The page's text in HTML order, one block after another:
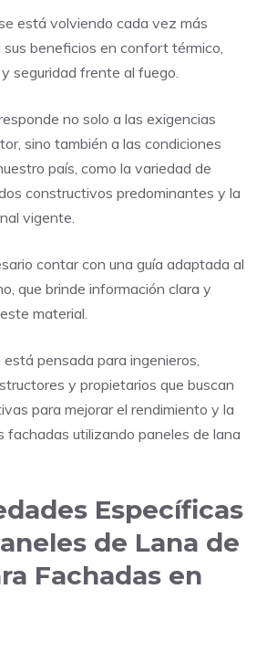
está volviendo cada vez más
sus beneficios en confort térmico,
seguridad frente al fuego.
no solo a las exigencias
sino también a las condiciones
país, como la variedad de
constructivos predominantes y la
vigente.
contar con una guía adaptada al
que brinde información clara y
material.
pensada para ingenieros,
y propietarios que buscan
para mejorar el rendimiento y la
fachadas utilizando paneles de lana
Específicas
de Lana de
Fachadas en